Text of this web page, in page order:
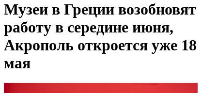
Музеи в Греции возобновят
работу в середине июня,
Акрополь откроется уже 18
мая